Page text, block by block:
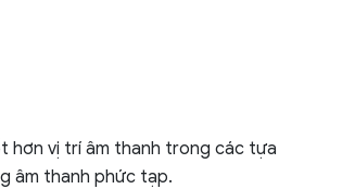
hơn vị trí âm thanh trong các tựa
âm thanh phức tạp.